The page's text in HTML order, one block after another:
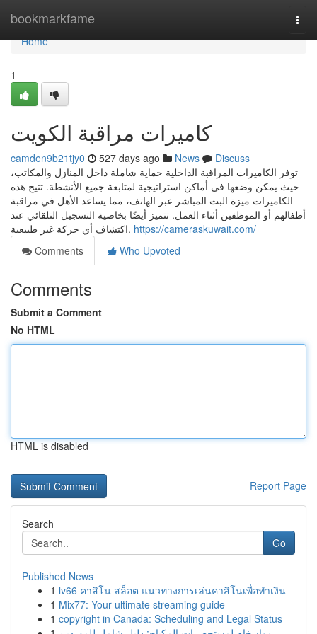
bookmarkfame
Home
Home
1
كاميرات مراقبة الكويت
camden9b21tjy0 527 days ago News
Discuss
توفر الكاميرات المراقبة الداخلية حماية شاملة داخل المنازل والمكاتب،
حيث يمكن وضعها في أماكن استراتيجية لمتابعة جميع الأنشطة. تتيح هذه
الكاميرات ميزة البث المباشر عبر الهاتف، مما يساعد الأهل في مراقبة
أطفالهم أو الموظفين أثناء العمل. تتميز أيضًا بخاصية التسجيل التلقائي عند
اكتشاف أي حركة غير طبيعية. https://cameraskuwait.com/
Comments
Who Upvoted
Comments
Submit a Comment
No HTML
HTML is disabled
Report Page
Search
Go
Published News
1 lv66 คาสิโน สล็อต แนวทางการเล่นคาสิโนเพื่อทำเงิน
1 Mix77: Your ultimate streaming guide
1 copyright in Canada: Scheduling and Legal Status